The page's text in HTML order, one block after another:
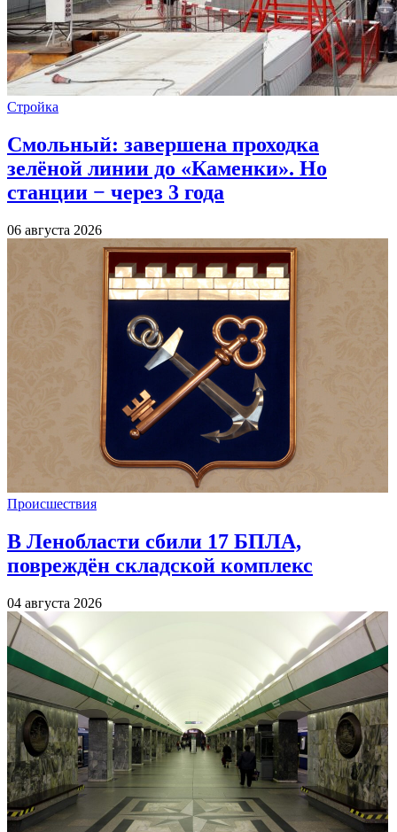
Стройка
Смольный: завершена проходка
зелёной линии до «Каменки». Но
станции − через 3 года
06 августа 2026
Происшествия
В Ленобласти сбили 17 БПЛА,
повреждён складской комплекс
04 августа 2026